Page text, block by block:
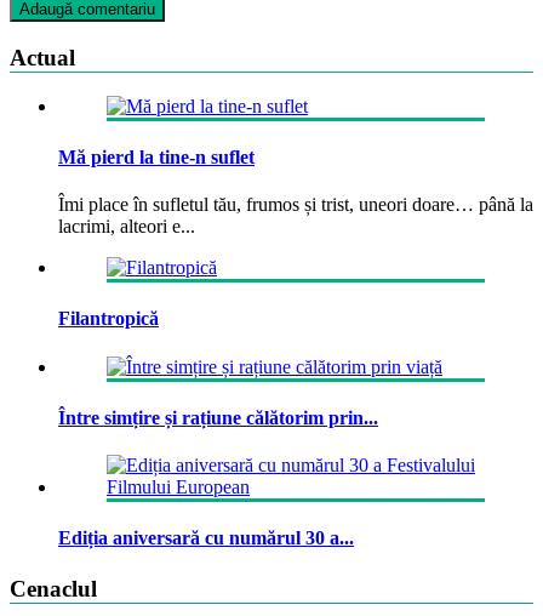
Actual
Mă pierd la tine-n suflet
Îmi place în sufletul tău, frumos și trist, uneori doare… până la
lacrimi, alteori e...
Filantropică
Între simțire și rațiune călătorim prin...
Ediția aniversară cu numărul 30 a...
Cenaclul